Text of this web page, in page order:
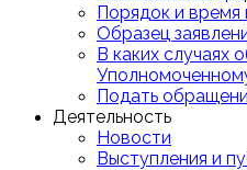
Порядок и
Образец
В каких случаях
Подать
Деятельность
Новости
Выступления и